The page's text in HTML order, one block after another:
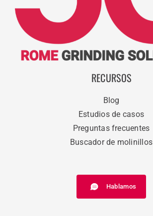
RECURSOS
Blog
Estudios de casos
Preguntas frecuentes
Buscador de molinillos
Hablamos